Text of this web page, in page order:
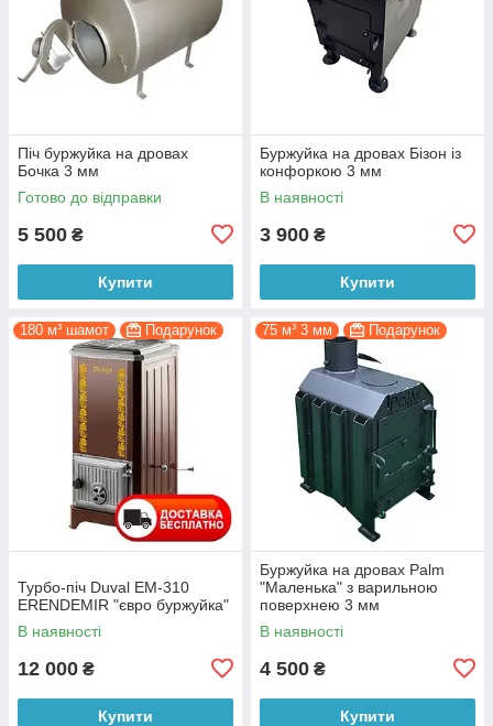
Піч буржуйка на дровах
Бочка 3 мм
Готово до відправки
5 500 ₴
Купити
Буржуйка на дровах Бізон із
конфоркою 3 мм
В наявності
3 900 ₴
Купити
180 м³ шамот Подарунок
Турбо-піч Duval ЕМ-310
ERENDEMIR "євро буржуйка"
В наявності
12 000 ₴
Купити
75 м³ 3 мм Подарунок
Буржуйка на дровах Palm
"Маленька" з варильною
поверхнею 3 мм
В наявності
4 500 ₴
Купити